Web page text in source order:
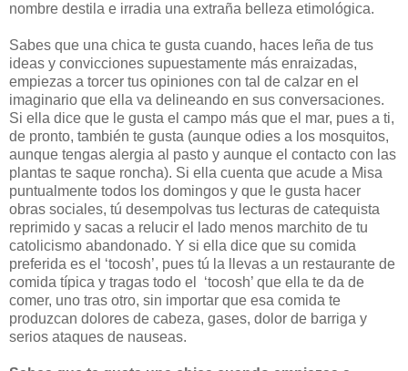
nombre destila e irradia una extraña belleza etimológica.
Sabes que una chica te gusta cuando, haces leña de tus
ideas y convicciones supuestamente más enraizadas,
empiezas a torcer tus opiniones con tal de calzar en el
imaginario que ella va delineando en sus conversaciones.
Si ella dice que le gusta el campo más que el mar, pues a ti,
de pronto, también te gusta (aunque odies a los mosquitos,
aunque tengas alergia al pasto y aunque el contacto con las
plantas te saque roncha). Si ella cuenta que acude a Misa
puntualmente todos los domingos y que le gusta hacer
obras sociales, tú desempolvas tus lecturas de catequista
reprimido y sacas a relucir el lado menos marchito de tu
catolicismo abandonado. Y si ella dice que su comida
preferida es el ‘tocosh’, pues tú la llevas a un restaurante de
comida típica y tragas todo el ‘tocosh’ que ella te da de
comer, uno tras otro, sin importar que esa comida te
produzcan dolores de cabeza, gases, dolor de barriga y
serios ataques de nauseas.